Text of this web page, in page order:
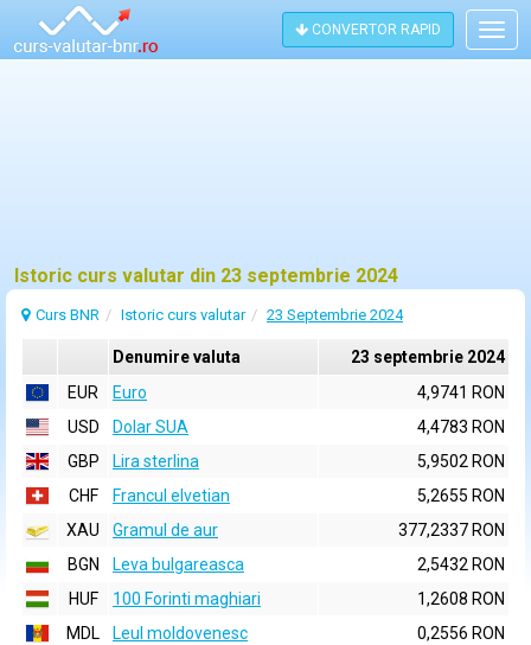
CONVERTOR RAPID
Istoric curs valutar din 23 septembrie 2024
Curs BNR Istoric curs valutar 23 Septembrie 2024
Denumire valuta
23 septembrie 2024
EUR
Euro
4,9741 RON
USD
Dolar SUA
4,4783 RON
GBP
Lira sterlina
5,9502 RON
CHF
Francul elvetian
5,2655 RON
XAU
Gramul de aur
377,2337 RON
BGN
Leva bulgareasca
2,5432 RON
HUF
100 Forinti maghiari
1,2608 RON
MDL
Leul moldovenesc
0,2556 RON